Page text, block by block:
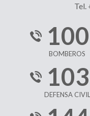
Tel.
100
BOMBEROS
103
DEFENSA CIVIL